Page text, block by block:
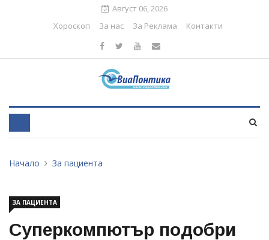
Август 06, 2026
Хороскоп
За нас За Реклама Контакти
Начало За пациента
ЗА ПАЦИЕНТА
Суперкомпютър подобри